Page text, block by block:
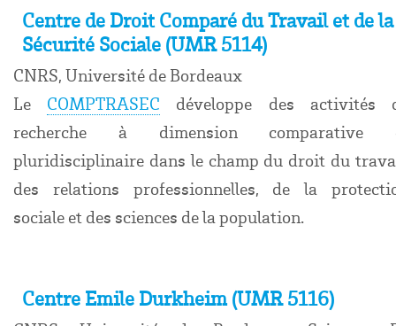
Centre de Droit Comparé du Travail et de la
Sécurité Sociale (UMR 5114)
CNRS, Université de Bordeaux
Le COMPTRASEC développe des activités
recherche à dimension comparative
pluridisciplinaire dans le champ du droit du
des relations professionnelles, de la
sociale et des sciences de la population.
Centre Emile Durkheim (UMR 5116)